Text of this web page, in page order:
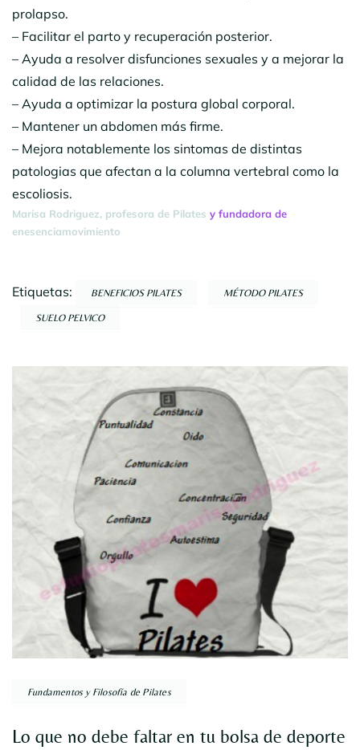
prolapso.
– Facilitar el parto y recuperación posterior.
– Ayuda a resolver disfunciones sexuales y a mejorar la
calidad de las relaciones.
– Ayuda a optimizar la postura global corporal.
– Mantener un abdomen más firme.
– Mejora notablemente los sintomas de distintas
patologias que afectan a la columna vertebral como la
escoliosis.
Marisa Rodriguez, profesora de Pilates y fundadora de
enesenciamovimiento
Etiquetas: BENEFICIOS PILATES MÉTODO PILATES
SUELO PELVICO
Navegación
por
entradas
Fundamentos y Filosofía de Pilates
Lo que no debe faltar en tu bolsa de deporte